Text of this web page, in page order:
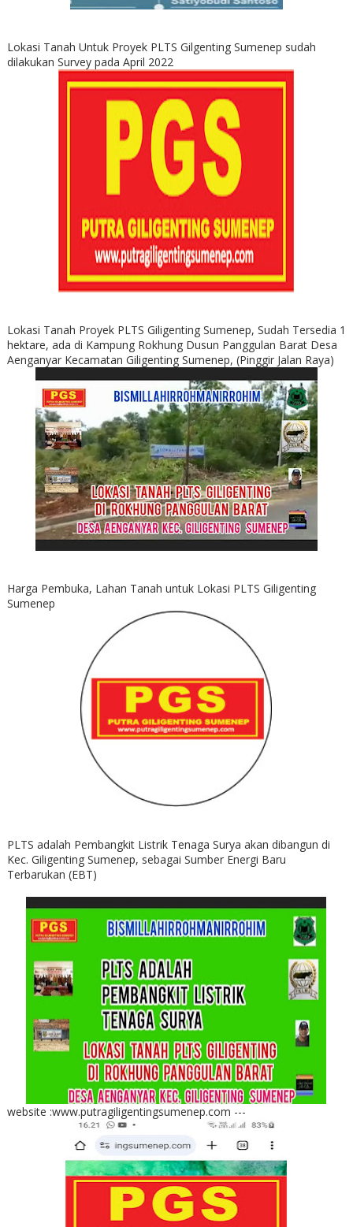
Lokasi Tanah Untuk Proyek PLTS Gilgenting Sumenep sudah
dilakukan Survey pada April 2022
Lokasi Tanah Proyek PLTS Giligenting Sumenep, Sudah Tersedia 1
hektare, ada di Kampung Rokhung Dusun Panggulan Barat Desa
Aenganyar Kecamatan Giligenting Sumenep, (Pinggir Jalan Raya)
Harga Pembuka, Lahan Tanah untuk Lokasi PLTS Giligenting
Sumenep
PLTS adalah Pembangkit Listrik Tenaga Surya akan dibangun di
Kec. Giligenting Sumenep, sebagai Sumber Energi Baru
Terbarukan (EBT)
website :www.putragiligentingsumenep.com ---